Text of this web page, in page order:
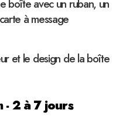
boîte avec un ruban, un
à message
et le design de la boîte
- 2 à 7 jours